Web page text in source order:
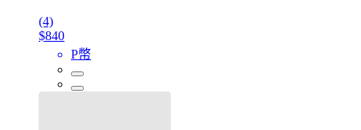
(4)
$840
P幣